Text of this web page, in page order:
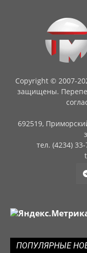
Copyright © 2007-
защищены.
692519,
тел. (4234)
ПОПУЛЯРНЫЕ